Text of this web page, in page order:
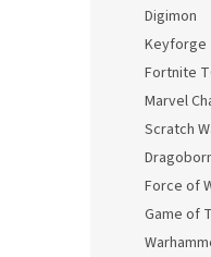
Digimon
Keyforge
Fortnite
Marvel
Scratch
Force of
Game of